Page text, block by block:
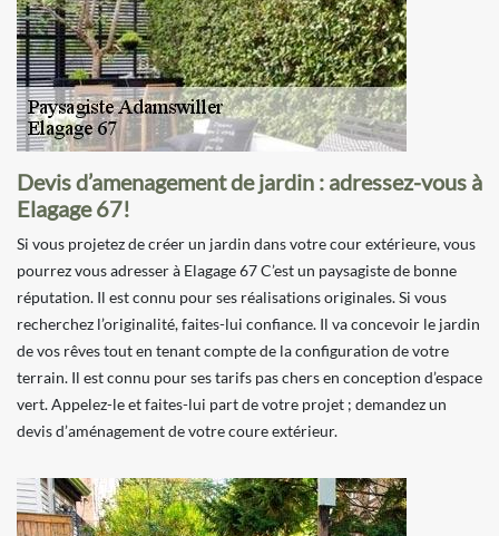
Devis d’amenagement de jardin : adressez-vous à
Elagage 67!
Si vous projetez de créer un jardin dans votre cour extérieure, vous
pourrez vous adresser à Elagage 67 C’est un paysagiste de bonne
réputation. Il est connu pour ses réalisations originales. Si vous
recherchez l’originalité, faites-lui confiance. Il va concevoir le jardin
de vos rêves tout en tenant compte de la configuration de votre
terrain. Il est connu pour ses tarifs pas chers en conception d’espace
vert. Appelez-le et faites-lui part de votre projet ; demandez un
devis d’aménagement de votre coure extérieur.